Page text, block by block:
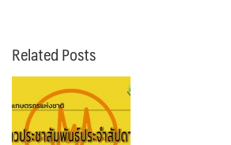
Related Posts